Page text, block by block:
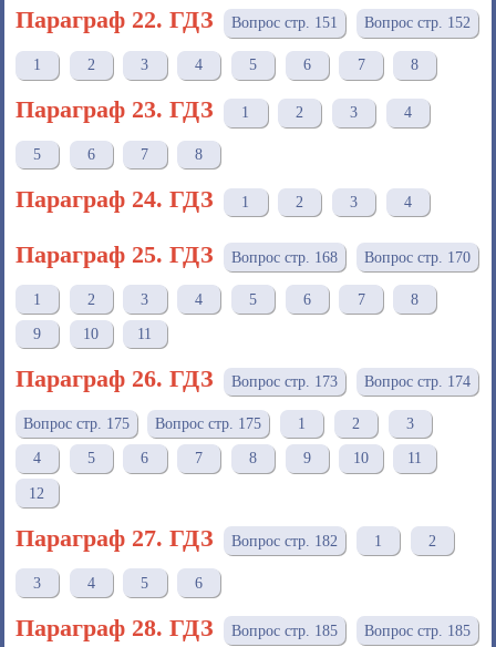
Параграф 22. ГДЗ Вопрос стр. 151 Вопрос стр. 152
1 2 3 4 5 6 7 8
Параграф 23. ГДЗ 1 2 3 4
5 6 7 8
Параграф 24. ГДЗ 1 2 3 4
Параграф 25. ГДЗ Вопрос стр. 168 Вопрос стр. 170
1 2 3 4 5 6 7 8
9 10 11
Параграф 26. ГДЗ Вопрос стр. 173 Вопрос стр. 174
Вопрос стр. 175 Вопрос стр. 175 1 2 3
4 5 6 7 8 9 10 11
12
Параграф 27. ГДЗ Вопрос стр. 182 1 2
3 4 5 6
Параграф 28. ГДЗ Вопрос стр. 185 Вопрос стр. 185